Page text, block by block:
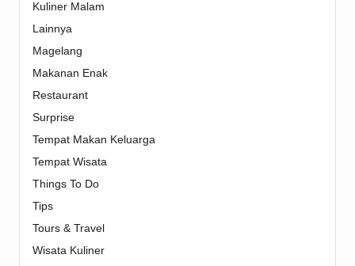
Kuliner Malam
Lainnya
Magelang
Makanan Enak
Restaurant
Surprise
Tempat Makan Keluarga
Tempat Wisata
Things To Do
Tips
Tours & Travel
Wisata Kuliner